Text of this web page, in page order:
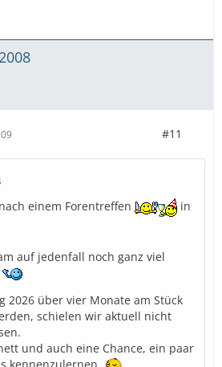
#11
einem Forentreffen
in
auf jedenfall noch ganz viel
2026 über vier Monate am Stück
schielen wir aktuell nicht
und auch eine Chance, ein paar